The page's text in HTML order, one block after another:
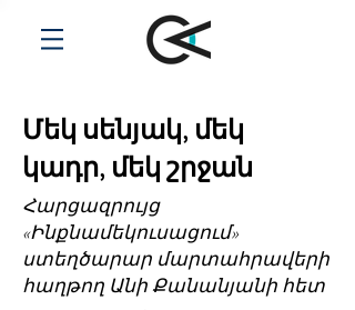
Մեկ սենյակ, մեկ
կադր, մեկ շրջան
Հարցազրույց
«Ինքնամեկուսացում»
ստեղծարար մարտահրավերի
հաղթող Անի Քանանյանի հետ